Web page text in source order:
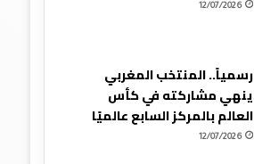
12/07/2026
رسمياً.. المنتخب المغربي
ينهي مشاركته في كأس
العالم بالمركز السابع عالميًا
12/07/2026